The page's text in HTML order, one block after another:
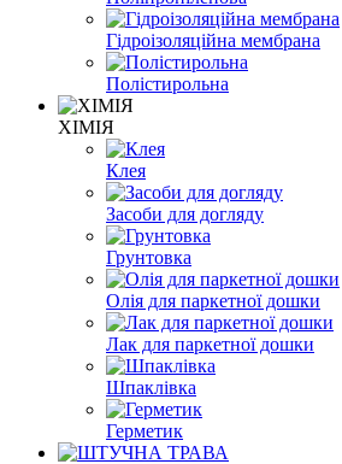
Гідроізоляційна мембрана
Полістирольна
ХІМІЯ
Клея
Засоби для догляду
Грунтовка
Олія для паркетної дошки
Лак для паркетної дошки
Шпаклівка
Герметик